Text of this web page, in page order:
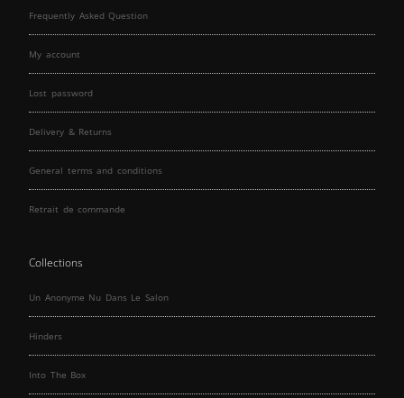
Frequently Asked Question
My account
Lost password
Delivery & Returns
General terms and conditions
Retrait de commande
Collections
Un Anonyme Nu Dans Le Salon
Hinders
Into The Box